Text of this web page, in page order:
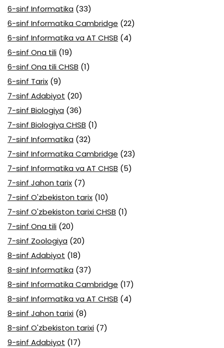
6-sinf Informatika (33)
6-sinf Informatika Cambridge (22)
6-sinf Informatika va AT CHSB (4)
6-sinf Ona tili (19)
6-sinf Ona tili CHSB (1)
6-sinf Tarix (9)
7-sinf Adabiyot (20)
7-sinf Biologiya (36)
7-sinf Biologiya CHSB (1)
7-sinf Informatika (32)
7-sinf Informatika Cambridge (23)
7-sinf Informatika va AT CHSB (5)
7-sinf Jahon tarix (7)
7-sinf O'zbekiston tarix (10)
7-sinf O'zbekiston tarixi CHSB (1)
7-sinf Ona tili (20)
7-sinf Zoologiya (20)
8-sinf Adabiyot (18)
8-sinf Informatika (37)
8-sinf Informatika Cambridge (17)
8-sinf Informatika va AT CHSB (4)
8-sinf Jahon tarixi (8)
8-sinf O'zbekiston tarixi (7)
9-sinf Adabiyot (17)